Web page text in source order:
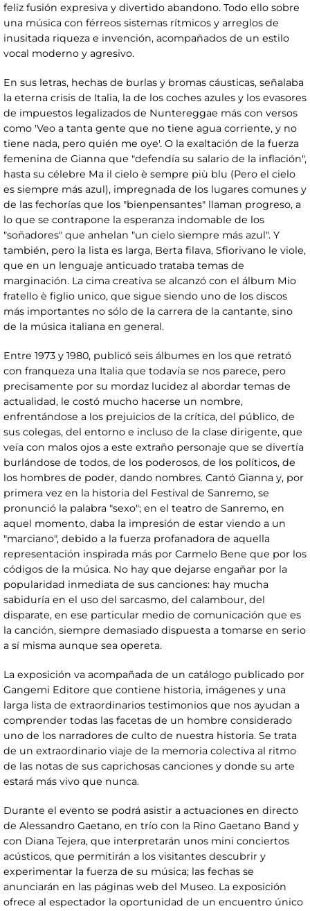
feliz fusión expresiva y divertido abandono. Todo ello sobre
una música con férreos sistemas rítmicos y arreglos de
inusitada riqueza e invención, acompañados de un estilo
vocal moderno y agresivo.
En sus letras, hechas de burlas y bromas cáusticas, señalaba
la eterna crisis de Italia, la de los coches azules y los evasores
de impuestos legalizados de Nuntereggae más con versos
como 'Veo a tanta gente que no tiene agua corriente, y no
tiene nada, pero quién me oye'. O la exaltación de la fuerza
femenina de Gianna que "defendía su salario de la inflación",
hasta su célebre Ma il cielo è sempre più blu (Pero el cielo
es siempre más azul), impregnada de los lugares comunes y
de las fechorías que los "bienpensantes" llaman progreso, a
lo que se contrapone la esperanza indomable de los
"soñadores" que anhelan "un cielo siempre más azul". Y
también, pero la lista es larga, Berta filava, Sfiorivano le viole,
que en un lenguaje anticuado trataba temas de
marginación. La cima creativa se alcanzó con el álbum Mio
fratello è figlio unico, que sigue siendo uno de los discos
más importantes no sólo de la carrera de la cantante, sino
de la música italiana en general.
Entre 1973 y 1980, publicó seis álbumes en los que retrató
con franqueza una Italia que todavía se nos parece, pero
precisamente por su mordaz lucidez al abordar temas de
actualidad, le costó mucho hacerse un nombre,
enfrentándose a los prejuicios de la crítica, del público, de
sus colegas, del entorno e incluso de la clase dirigente, que
veía con malos ojos a este extraño personaje que se divertía
burlándose de todos, de los poderosos, de los políticos, de
los hombres de poder, dando nombres. Cantó Gianna y, por
primera vez en la historia del Festival de Sanremo, se
pronunció la palabra "sexo"; en el teatro de Sanremo, en
aquel momento, daba la impresión de estar viendo a un
"marciano", debido a la fuerza profanadora de aquella
representación inspirada más por Carmelo Bene que por los
códigos de la música. No hay que dejarse engañar por la
popularidad inmediata de sus canciones: hay mucha
sabiduría en el uso del sarcasmo, del calambour, del
disparate, en ese particular medio de comunicación que es
la canción, siempre demasiado dispuesta a tomarse en serio
a sí misma aunque sea opereta.
La exposición va acompañada de un catálogo publicado por
Gangemi Editore que contiene historia, imágenes y una
larga lista de extraordinarios testimonios que nos ayudan a
comprender todas las facetas de un hombre considerado
uno de los narradores de culto de nuestra historia. Se trata
de un extraordinario viaje de la memoria colectiva al ritmo
de las notas de sus caprichosas canciones y donde su arte
estará más vivo que nunca.
Durante el evento se podrá asistir a actuaciones en directo
de Alessandro Gaetano, en trío con la Rino Gaetano Band y
con Diana Tejera, que interpretarán unos mini conciertos
acústicos, que permitirán a los visitantes descubrir y
experimentar la fuerza de su música; las fechas se
anunciarán en las páginas web del Museo. La exposición
ofrece al espectador la oportunidad de un encuentro único